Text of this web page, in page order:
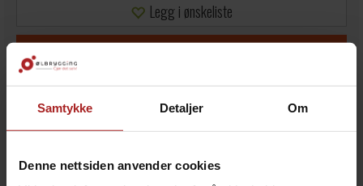
Samtykke Detaljer Om
Denne nettsiden anvender cookies
Legg i ønskeliste
20+ på lager